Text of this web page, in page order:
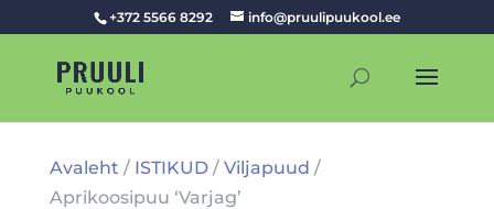
+372 5566 8292 info@pruulipuukool.ee
Avaleht / ISTIKUD/ Viljapuud /
Aprikoosipuu ‘Varjag’